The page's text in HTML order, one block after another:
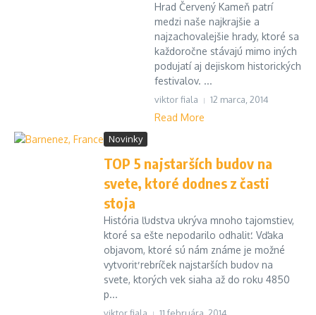
Hrad Červený Kameň patrí
medzi naše najkrajšie a
najzachovalejšie hrady, ktoré sa
každoročne stávajú mimo iných
podujatí aj dejiskom historických
festivalov. ...
viktor fiala 12 marca, 2014
Read More
Novinky
TOP 5 najstarších budov na
svete, ktoré dodnes z časti
stoja
História ľudstva ukrýva mnoho tajomstiev,
ktoré sa ešte nepodarilo odhaliť. Vďaka
objavom, ktoré sú nám známe je možné
vytvoriť rebríček najstarších budov na
svete, ktorých vek siaha až do roku 4850
p...